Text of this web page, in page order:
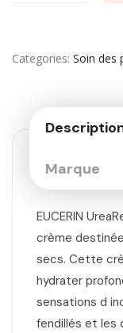
Categories Soin des
Marque
EUCERIN
crème
secs. Cette
hydrater
sensations d
fendillés et les